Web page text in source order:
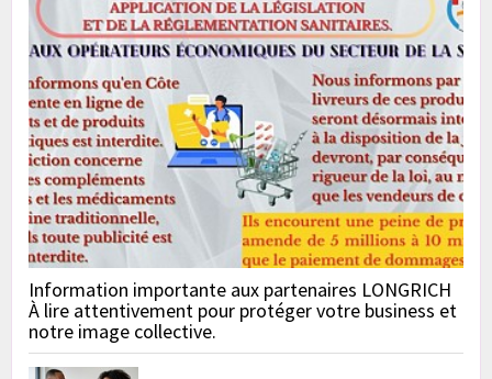
Information importante aux partenaires LONGRICH
À lire attentivement pour protéger votre business et
notre image collective.